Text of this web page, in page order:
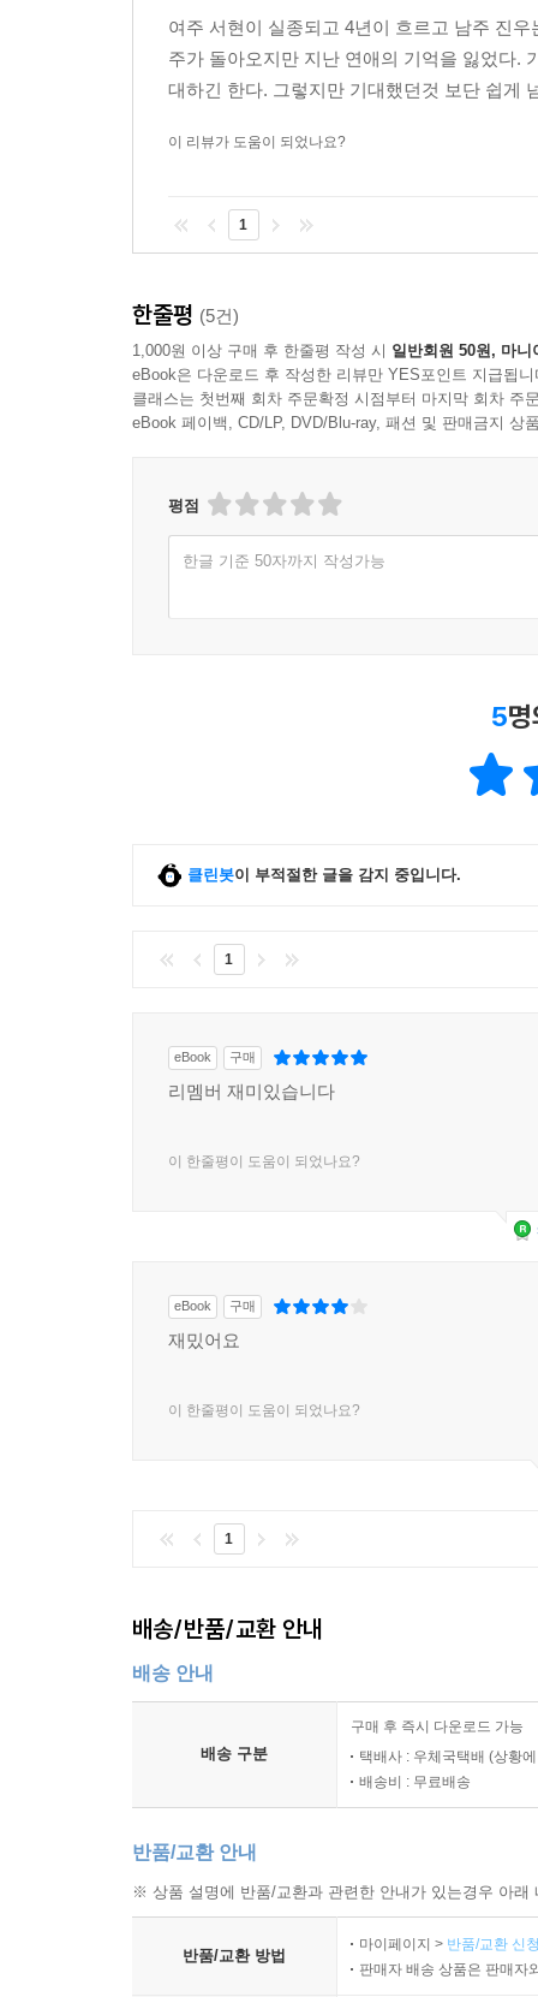
여주 서현이 실종되고 4년이 흐르고 남주 진
주가 돌아오지만 지난 연애의 기억을 잃었다.
대하긴 한다. 그렇지만 기대했던것 보단 쉽게
이 리뷰가 도움이 되었나요?
1
한줄평 (5건)
1,000원 이상 구매 후 한줄평 작성 시 일반회원 50원, 마니
eBook은 다운로드 후 작성한 리뷰만 YES포인트 지급됩니
클래스는 첫번째 회차 주문확정 시점부터 마지막 회차 주
eBook 페이백, CD/LP, DVD/Blu-ray, 패션 및 판매금지 상
평점
한글 기준 50자까지 작성가능
5
클린봇이 부적절한 글을 감지 중입니다.
1
eBook 구매
리멤버 재미있습니다
이 한줄평이 도움이 되었나요?
eBook 구매
재밌어요
이 한줄평이 도움이 되었나요?
1
배송/반품/교환 안내
배송 안내
배송 구분
구매 후 즉시 다운로드 가능
택배사 : 우체국택배 (상황
배송비 : 무료배송
반품/교환 안내
※ 상품 설명에 반품/교환과 관련한 안내가 있는경우 아
반품/교환 방법
마이페이지 > 반품/교환 신
판매자 배송 상품은 판매자